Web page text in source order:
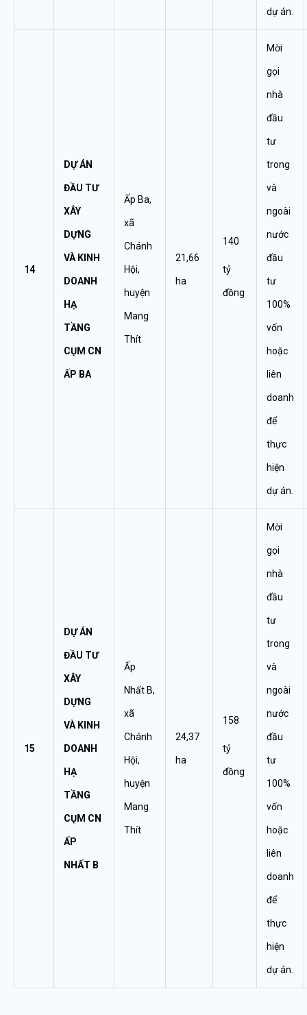
dự án.
14
DỰ ÁN
ĐẦU TƯ
XÂY
DỰNG
VÀ KINH
DOANH
HẠ
TẦNG
CỤM CN
ẤP BA
Ấp Ba,
xã
Chánh
Hội,
huyện
Mang
Thít
21,66
ha
140
tỷ
đồng
Mời
gọi
nhà
đầu
tư
trong
và
ngoài
nước
đầu
tư
100%
vốn
hoặc
liên
doanh
để
thực
hiện
dự án.
15
DỰ ÁN
ĐẦU TƯ
XÂY
DỰNG
VÀ KINH
DOANH
HẠ
TẦNG
CỤM CN
ẤP
NHẤT B
Ấp
Nhất B,
xã
Chánh
Hội,
huyện
Mang
Thít
24,37
ha
158
tỷ
đồng
Mời
gọi
nhà
đầu
tư
trong
và
ngoài
nước
đầu
tư
100%
vốn
hoặc
liên
doanh
để
thực
hiện
dự án.